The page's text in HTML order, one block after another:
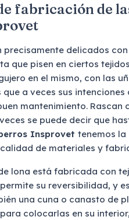
fabricación de
precisamente delicados
que pisen en ciertos
en el mismo, con las
que a veces sus
mantenimiento. Rascan
se puede decir que
Insprovet tenemos
de materiales y
lona está fabricada con
su reversibilidad, y
una cuna o canasto de
colocarlas en su